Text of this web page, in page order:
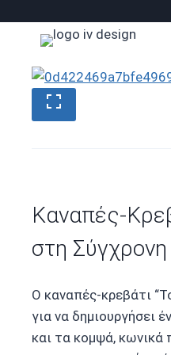
Καναπές-
στη Σύγχρονη
Ο καναπές-κρεβάτι
για να δημιουργήσει
και τα κομψά, κωνικά